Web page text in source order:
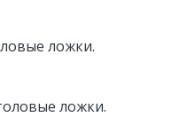
ложки.
ложки.